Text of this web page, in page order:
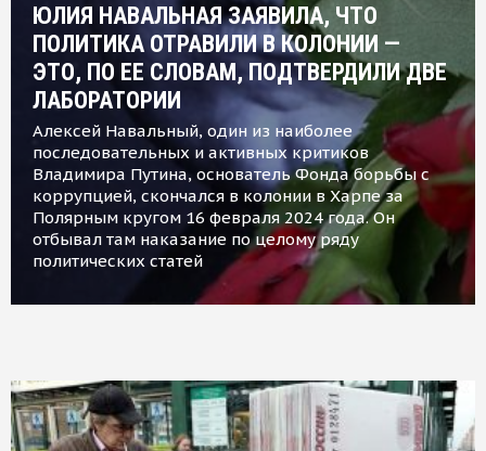
ЮЛИЯ НАВАЛЬНАЯ ЗАЯВИЛА, ЧТО
ПОЛИТИКА ОТРАВИЛИ В КОЛОНИИ —
ЭТО, ПО ЕЕ СЛОВАМ, ПОДТВЕРДИЛИ ДВЕ
ЛАБОРАТОРИИ
Алексей Навальный, один из наиболее
последовательных и активных критиков
Владимира Путина, основатель Фонда борьбы с
коррупцией, скончался в колонии в Харпе за
Полярным кругом 16 февраля 2024 года. Он
отбывал там наказание по целому ряду
политических статей